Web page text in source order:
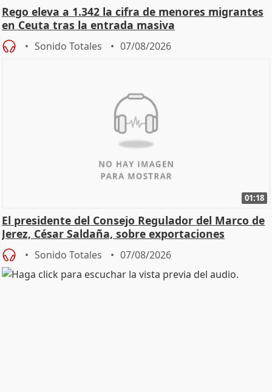
Rego eleva a 1.342 la cifra de menores migrantes
en Ceuta tras la entrada masiva
Sonido Totales 07/08/2026
01:18
El presidente del Consejo Regulador del Marco de
Jerez, César Saldaña, sobre exportaciones
Sonido Totales 07/08/2026